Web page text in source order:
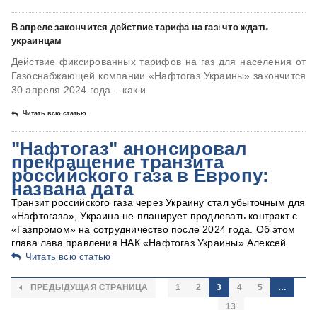
В апреле закончится действие тарифа на газ: что ждать
украинцам
Действие фиксированных тарифов на газ для населения от
Газоснабжающей компании «Нафтогаз Украины» закончится
30 апреля 2024 года – как и
Читать всю статью
"Нафтогаз" анонсировал
прекращение транзита
российского газа в Европу:
названа дата
Транзит российского газа через Украину стал убыточным для
«Нафтогаза», Украина не планирует продлевать контракт с
«Газпромом» на сотрудничество после 2024 года. Об этом
глава лава правления НАК «Нафтогаз Украины» Алексей
Читать всю статью
ПРЕДЫДУЩАЯ СТРАНИЦА 1 2 3 4 5
…
13